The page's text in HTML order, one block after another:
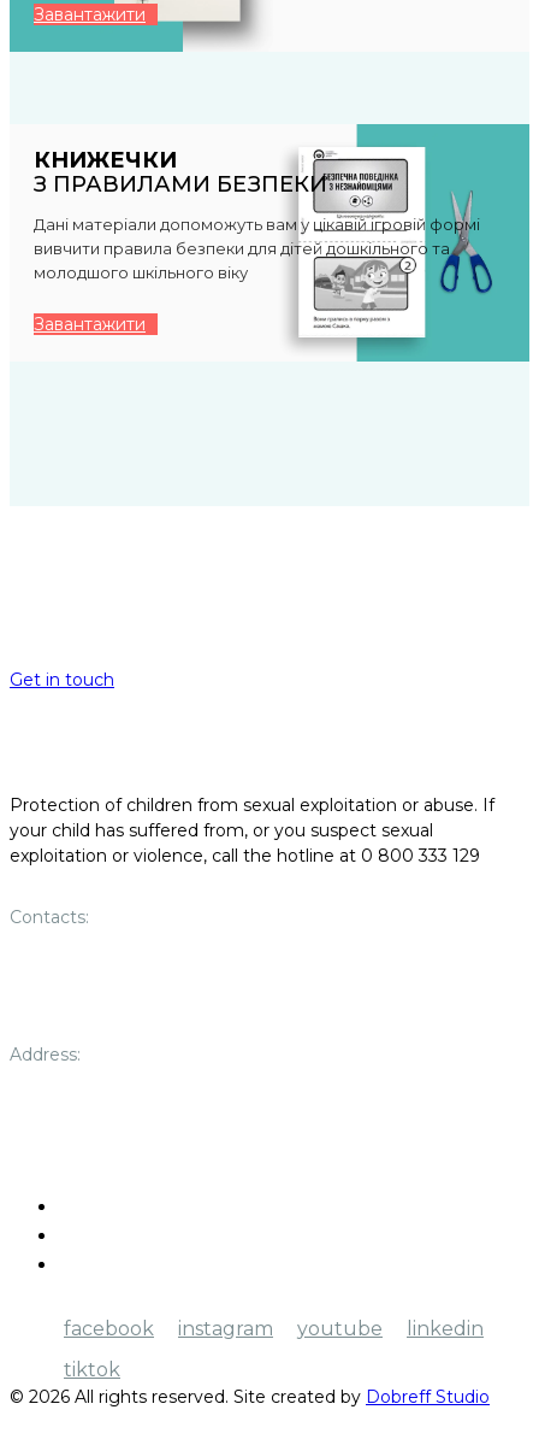
Завантажити
КНИЖЕЧКИ
З ПРАВИЛАМИ БЕЗПЕКИ
Дані матеріали допоможуть вам у цікавій ігровій формі
вивчити правила безпеки для дітей дошкільного та
молодшого шкільного віку
Завантажити
Get in touch
Protection of children from sexual exploitation or abuse. If
your child has suffered from, or you suspect sexual
exploitation or violence, call the hotline at 0 800 333 129
Contacts:
Address:
facebook instagram youtube
linkedin
tiktok
© 2026 All rights reserved. Site created by Dobreff Studio